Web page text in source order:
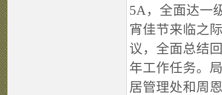
5A，全面达一
宵佳节来临之
议，全面总结
年工作任务。
居管理处和周